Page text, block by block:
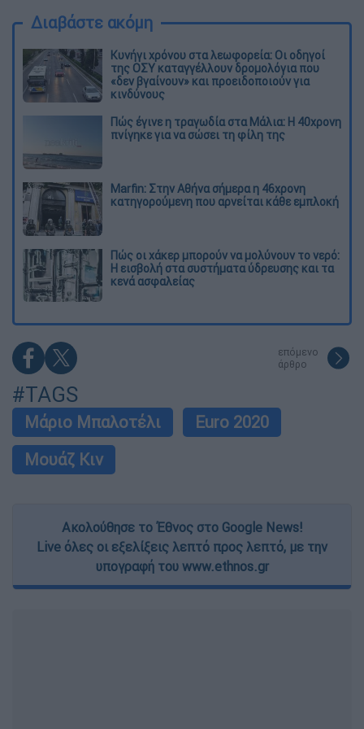
Διαβάστε ακόμη
Κυνήγι χρόνου στα λεωφορεία: Οι οδηγοί
της ΟΣΥ καταγγέλλουν δρομολόγια που
«δεν βγαίνουν» και προειδοποιούν για
κινδύνους
Πώς έγινε η τραγωδία στα Μάλια: Η 40χρονη
πνίγηκε για να σώσει τη φίλη της
Marfin: Στην Αθήνα σήμερα η 46χρονη
κατηγορούμενη που αρνείται κάθε εμπλοκή
Πώς οι χάκερ μπορούν να μολύνουν το νερό:
Η εισβολή στα συστήματα ύδρευσης και τα
κενά ασφαλείας
επόμενο
άρθρο
#TAGS
Μάριο Μπαλοτέλι
Euro 2020
Μουάζ Κιν
Ακολούθησε το Έθνος στο Google News!
Live όλες οι εξελίξεις λεπτό προς λεπτό, με την
υπογραφή του www.ethnos.gr